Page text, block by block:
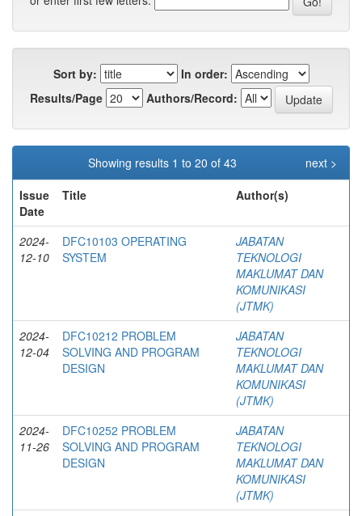
Sort by:
In order:
Results/Page
Authors/Record:
Showing results 1 to 20 of 43
next >
Issue
Date
Title Author(s)
2024-
12-10
DFC10103 OPERATING
SYSTEM
JABATAN
TEKNOLOGI
MAKLUMAT DAN
KOMUNIKASI
(JTMK)
2024-
12-04
DFC10212 PROBLEM
SOLVING AND PROGRAM
DESIGN
JABATAN
TEKNOLOGI
MAKLUMAT DAN
KOMUNIKASI
(JTMK)
2024-
11-26
DFC10252 PROBLEM
SOLVING AND PROGRAM
DESIGN
JABATAN
TEKNOLOGI
MAKLUMAT DAN
KOMUNIKASI
(JTMK)